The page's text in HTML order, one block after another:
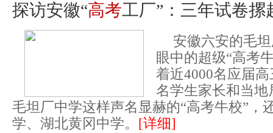
探访安徽“高考工厂”：三年试卷摞
安徽六安的毛
眼中的超级“高考
着近4000名应届
名学生家长和当
毛坦厂中学这样声名显赫的“高考牛校”，
学、湖北黄冈中学。 [详细]